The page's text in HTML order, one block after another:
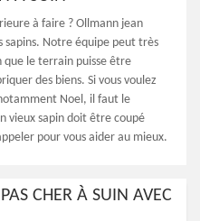
à faire ? Ollmann jean
sapins. Notre équipe peut très
que le terrain puisse être
des biens. Si vous voulez
Noel, il faut le
vieux sapin doit être coupé
pour vous aider au mieux.
PAS CHER À SUIN AVEC